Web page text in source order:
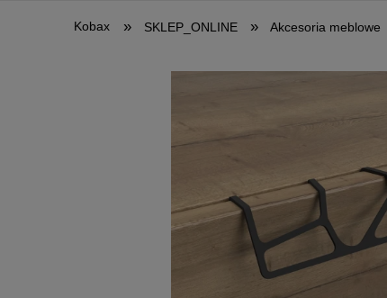
» SKLEP_ONLINE » Akcesoria meblowe